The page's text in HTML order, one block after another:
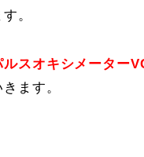
。
ルスオキシメーター
ます。